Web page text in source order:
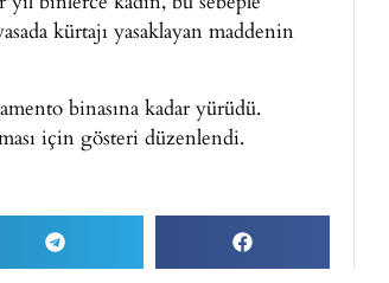
kürtajı yasaklayan maddenin
binasına kadar yürüdü.
için gösteri düzenlendi.